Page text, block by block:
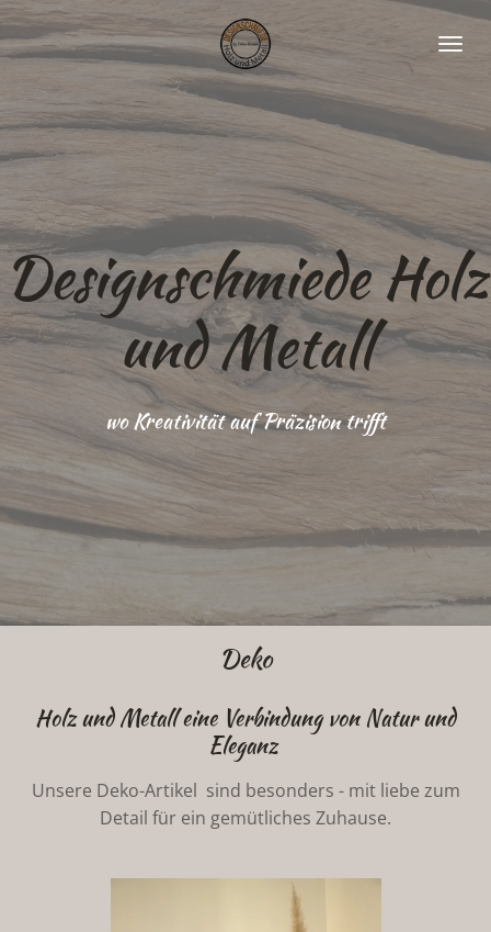
Zum
Hauptinhalt
Designschmiede Holz
und Metall
wo Kreativität auf Präzision trifft
Deko
Holz und Metall eine Verbindung von Natur und
Eleganz
Unsere Deko-Artikel sind besonders - mit liebe zum
Detail für ein gemütliches Zuhause.